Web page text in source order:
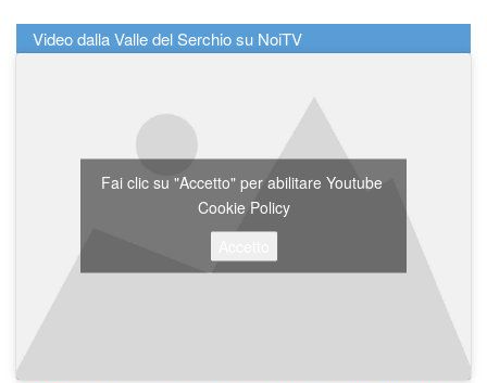
Video dalla Valle del Serchio su NoiTV
Fai clic su "Accetto" per abilitare Youtube
Cookie Policy